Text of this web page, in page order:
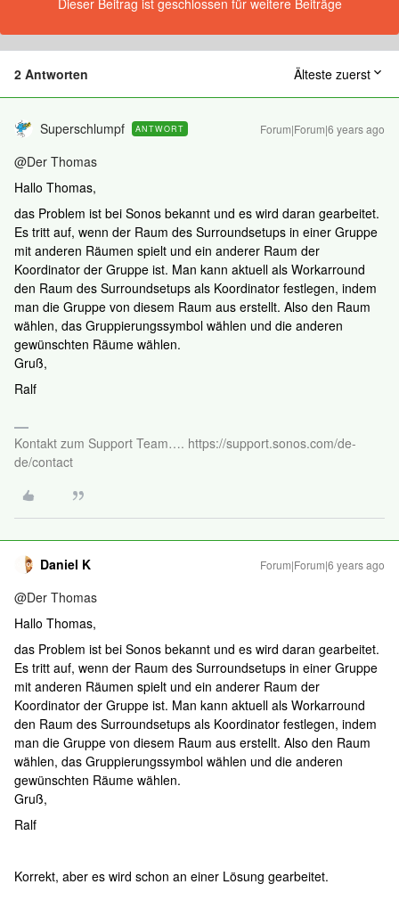
Dieser Beitrag ist geschlossen für weitere Beiträge
2 Antworten Älteste zuerst
Superschlumpf ANTWORT Forum|Forum|6 years ago
@Der Thomas
Hallo Thomas,
das Problem ist bei Sonos bekannt und es wird daran gearbeitet.
Es tritt auf, wenn der Raum des Surroundsetups in einer Gruppe
mit anderen Räumen spielt und ein anderer Raum der
Koordinator der Gruppe ist. Man kann aktuell als Workarround
den Raum des Surroundsetups als Koordinator festlegen, indem
man die Gruppe von diesem Raum aus erstellt. Also den Raum
wählen, das Gruppierungssymbol wählen und die anderen
gewünschten Räume wählen.
Gruß,
Ralf
Kontakt zum Support Team…. https://support.sonos.com/de-
de/contact
Daniel K Forum|Forum|6 years ago
@Der Thomas
Hallo Thomas,
das Problem ist bei Sonos bekannt und es wird daran gearbeitet.
Es tritt auf, wenn der Raum des Surroundsetups in einer Gruppe
mit anderen Räumen spielt und ein anderer Raum der
Koordinator der Gruppe ist. Man kann aktuell als Workarround
den Raum des Surroundsetups als Koordinator festlegen, indem
man die Gruppe von diesem Raum aus erstellt. Also den Raum
wählen, das Gruppierungssymbol wählen und die anderen
gewünschten Räume wählen.
Gruß,
Ralf
Korrekt, aber es wird schon an einer Lösung gearbeitet.